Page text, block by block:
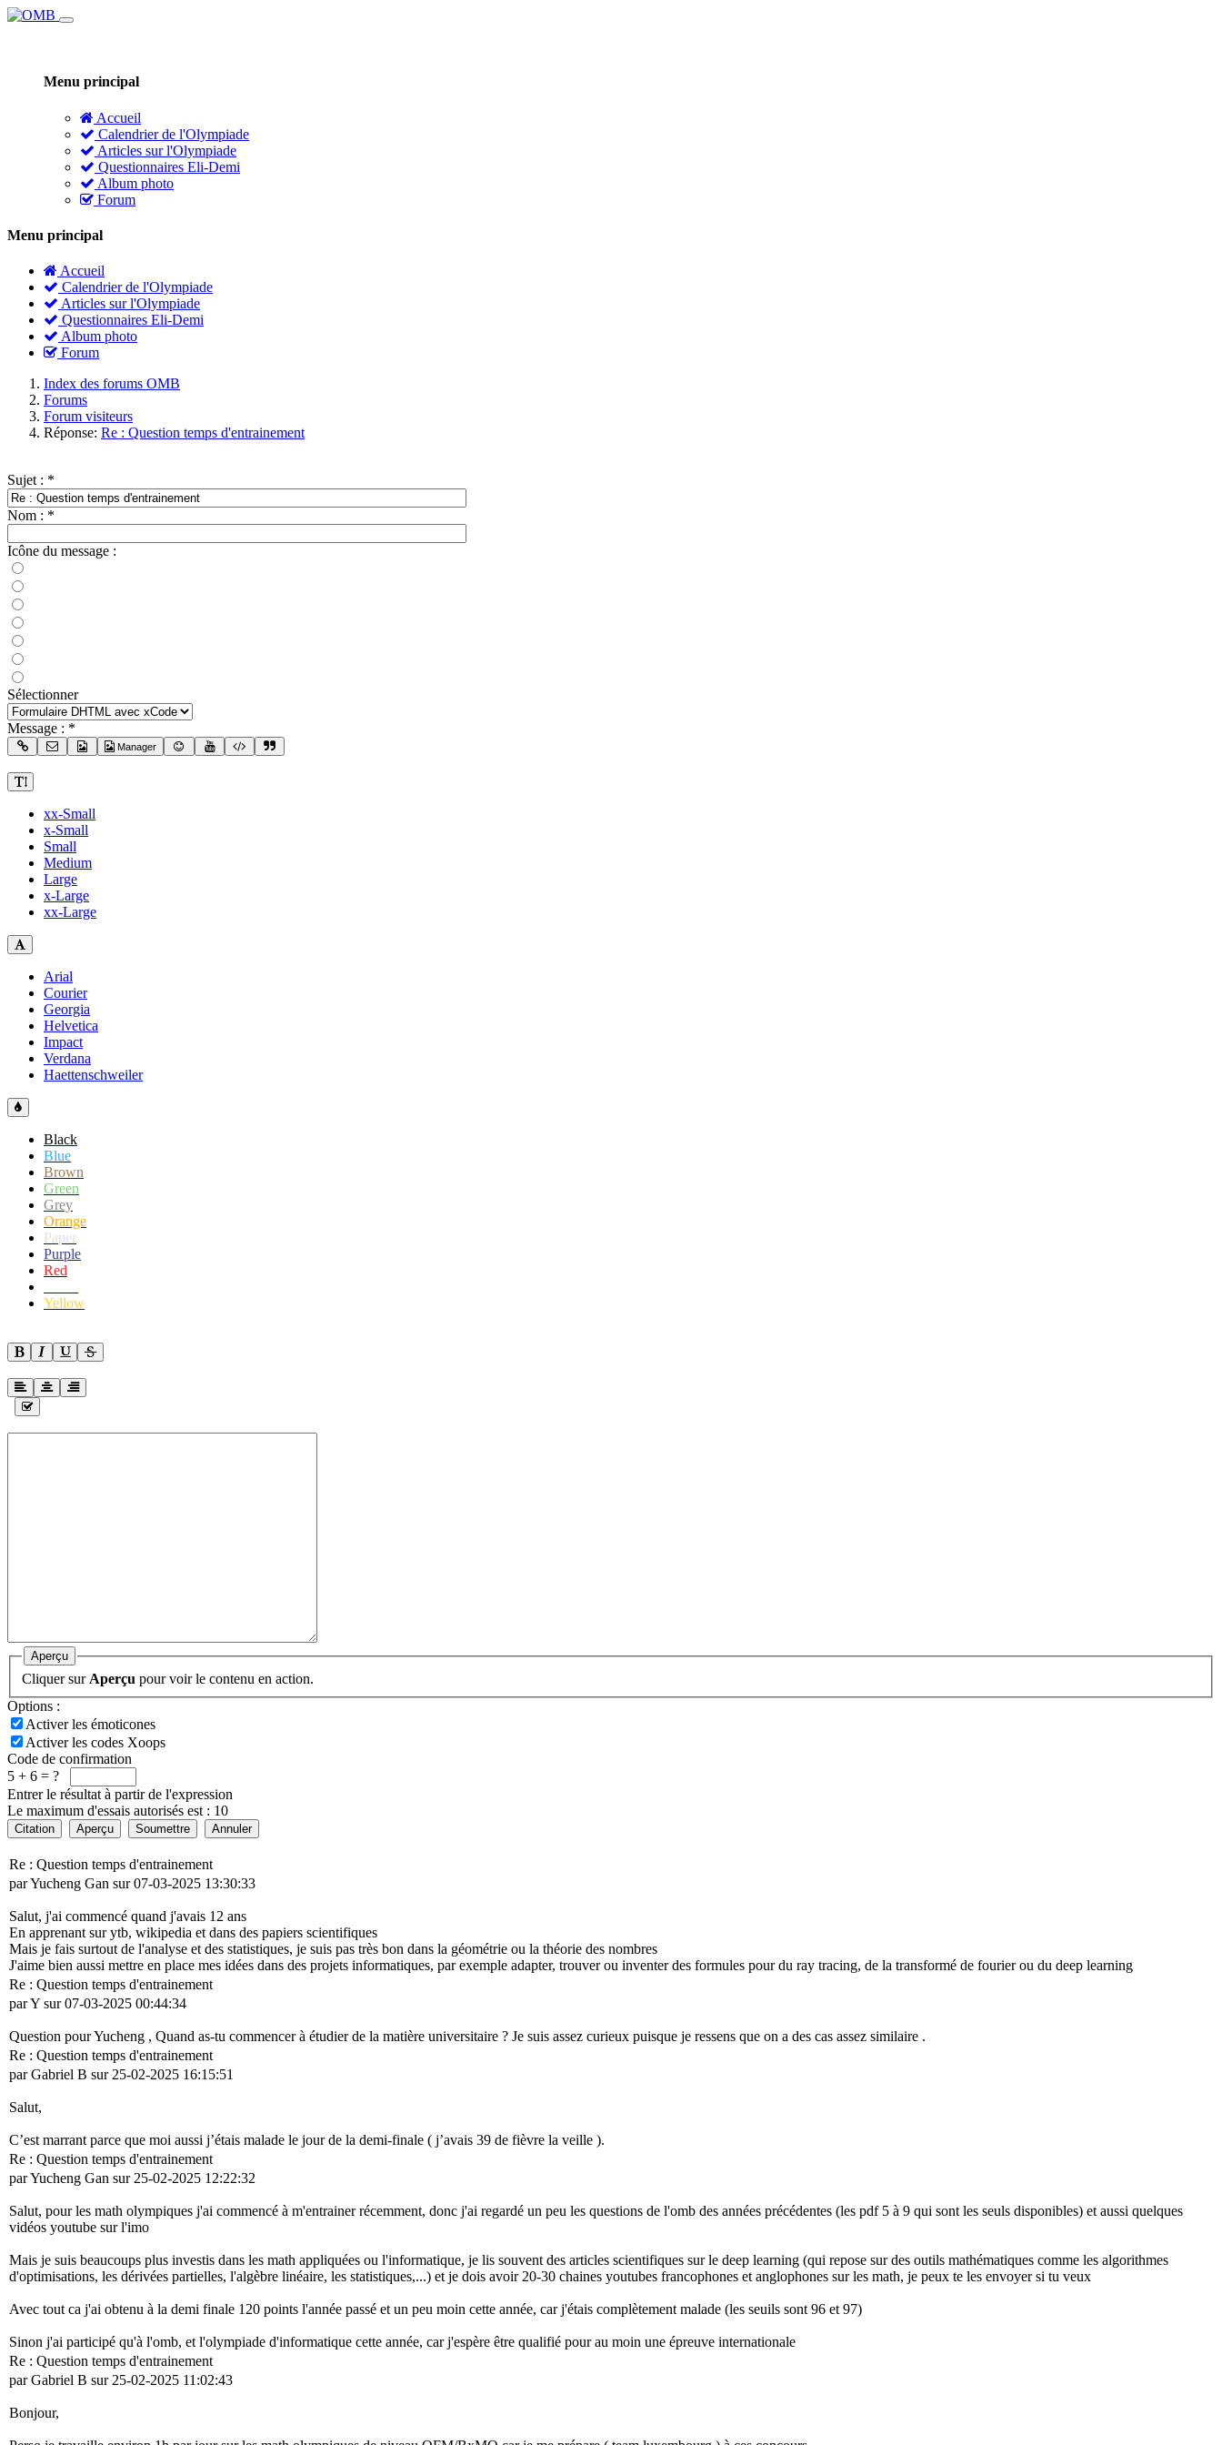
Menu principal
Accueil
Calendrier de l'Olympiade
Articles sur l'Olympiade
Questionnaires Eli-Demi
Album photo
Forum
Menu principal
Accueil
Calendrier de l'Olympiade
Articles sur l'Olympiade
Questionnaires Eli-Demi
Album photo
Forum
Index des forums OMB
Forums
Forum visiteurs
Réponse: Re : Question temps d'entrainement
Sujet : *
Nom : *
Icône du message :
Sélectionner
Message : *
Manager
xx-Small
x-Small
Small
Medium
Large
x-Large
xx-Large
Arial
Courier
Georgia
Helvetica
Impact
Verdana
Haettenschweiler
Black
Blue
Brown
Green
Grey
Orange
Paper
Purple
Red
Yellow
Aperçu
Cliquer sur Aperçu pour voir le contenu en action.
Options :
Activer les émoticones
Activer les codes Xoops
Code de confirmation
5 + 6 = ?
Entrer le résultat à partir de l'expression
Le maximum d'essais autorisés est : 10
Citation Aperçu Soumettre Annuler
Re : Question temps d'entrainement
par Yucheng Gan sur 07-03-2025 13:30:33
Salut, j'ai commencé quand j'avais 12 ans
En apprenant sur ytb, wikipedia et dans des papiers scientifiques
Mais je fais surtout de l'analyse et des statistiques, je suis pas très bon dans la géométrie ou la théorie des nombres
J'aime bien aussi mettre en place mes idées dans des projets informatiques, par exemple adapter, trouver ou inventer des formules pour du ray tracing, de la transformé de fourier ou du deep learning
Re : Question temps d'entrainement
par Y sur 07-03-2025 00:44:34
Question pour Yucheng , Quand as-tu commencer à étudier de la matière universitaire ? Je suis assez curieux puisque je ressens que on a des cas assez similaire .
Re : Question temps d'entrainement
par Gabriel B sur 25-02-2025 16:15:51
Salut,
C’est marrant parce que moi aussi j’étais malade le jour de la demi-finale ( j’avais 39 de fièvre la veille ).
Re : Question temps d'entrainement
par Yucheng Gan sur 25-02-2025 12:22:32
Salut, pour les math olympiques j'ai commencé à m'entrainer récemment, donc j'ai regardé un peu les questions de l'omb des années précédentes (les pdf 5 à 9 qui sont les seuls disponibles) et aussi quelques
vidéos youtube sur l'imo
Mais je suis beaucoups plus investis dans les math appliquées ou l'informatique, je lis souvent des articles scientifiques sur le deep learning (qui repose sur des outils mathématiques comme les algorithmes
d'optimisations, les dérivées partielles, l'algèbre linéaire, les statistiques,...) et je dois avoir 20-30 chaines youtubes francophones et anglophones sur les math, je peux te les envoyer si tu veux
Avec tout ca j'ai obtenu à la demi finale 120 points l'année passé et un peu moin cette année, car j'étais complètement malade (les seuils sont 96 et 97)
Sinon j'ai participé qu'à l'omb, et l'olympiade d'informatique cette année, car j'espère être qualifié pour au moin une épreuve internationale
Re : Question temps d'entrainement
par Gabriel B sur 25-02-2025 11:02:43
Bonjour,